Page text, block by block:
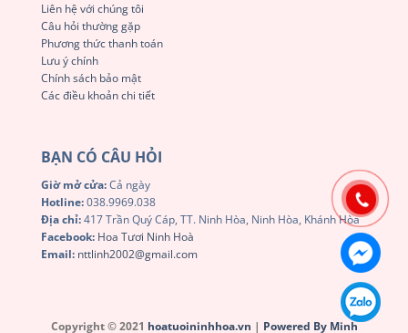
Liên hệ với chúng tôi
Câu hỏi thường gặp
Phương thức thanh toán
Lưu ý chính
Chính sách bảo mật
Các điều khoản chi tiết
BẠN CÓ CÂU HỎI
Giờ mở cửa:Cả ngày
Hotline:038.9969.038
Địa chỉ:417 Trần Quý Cáp, TT. Ninh Hòa, Ninh Hòa, Khánh Hòa
Facebook: Hoa Tươi Ninh Hoà
Email: nttlinh2002@gmail.com
Copyright © 2021 hoatuoininhhoa.vn | Powered By Minh